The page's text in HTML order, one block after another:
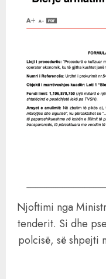
Njoftimi nga
tenderit. Si dhe
polcisë, së shpejti